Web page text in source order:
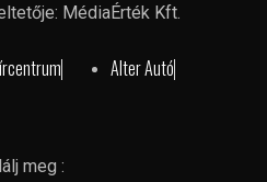
MédiaÉrték Kft.
Alter Autó
meg :